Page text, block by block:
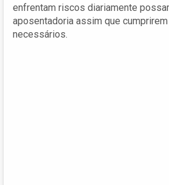
enfrentam riscos diariamente
aposentadoria assim que
necessários.